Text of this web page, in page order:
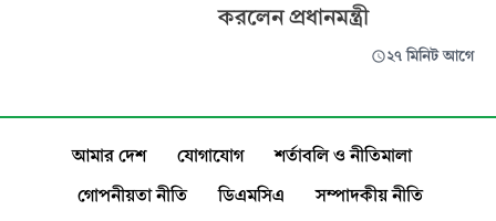
করলেন প্রধানমন্ত্রী
২৭ মিনিট আগে
আমার দেশ যোগাযোগ
শর্তাবলি ও নীতিমালা
গোপনীয়তা নীতি
ডিএমসিএ সম্পাদকীয় নীতি